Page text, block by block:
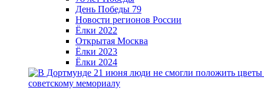
День Победы 79
Новости регионов России
Ёлки 2022
Открытая Москва
Ёлки 2023
Ёлки 2024